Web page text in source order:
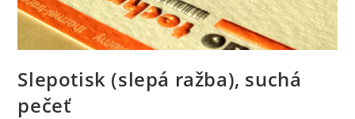
Slepotisk (slepá ražba), suchá
pečeť